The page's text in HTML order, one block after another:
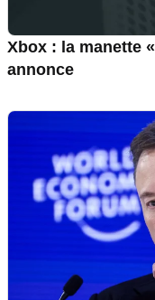
Xbox : la manette
annonce